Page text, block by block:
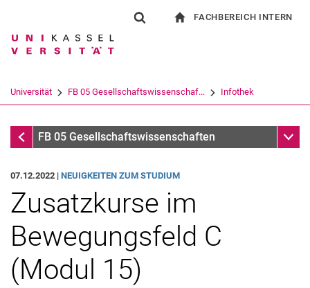
Springe direkt zu: Inhalt
Springe direkt zu: Suche
Springe direkt zu:
Suchbegriff
Suchen (öffnet externen Link in einem
FACHBEREICH INTERN
Universität FB 05 Gesellschaftswissenschaf... Infothek
InfothekFB 05 Gesellschaftswissenschaften
07.12.2022 | NEUIGKEITEN ZUM STUDIUM
Zusatzkurse im
Bewegungsfeld C
(Modul 15)